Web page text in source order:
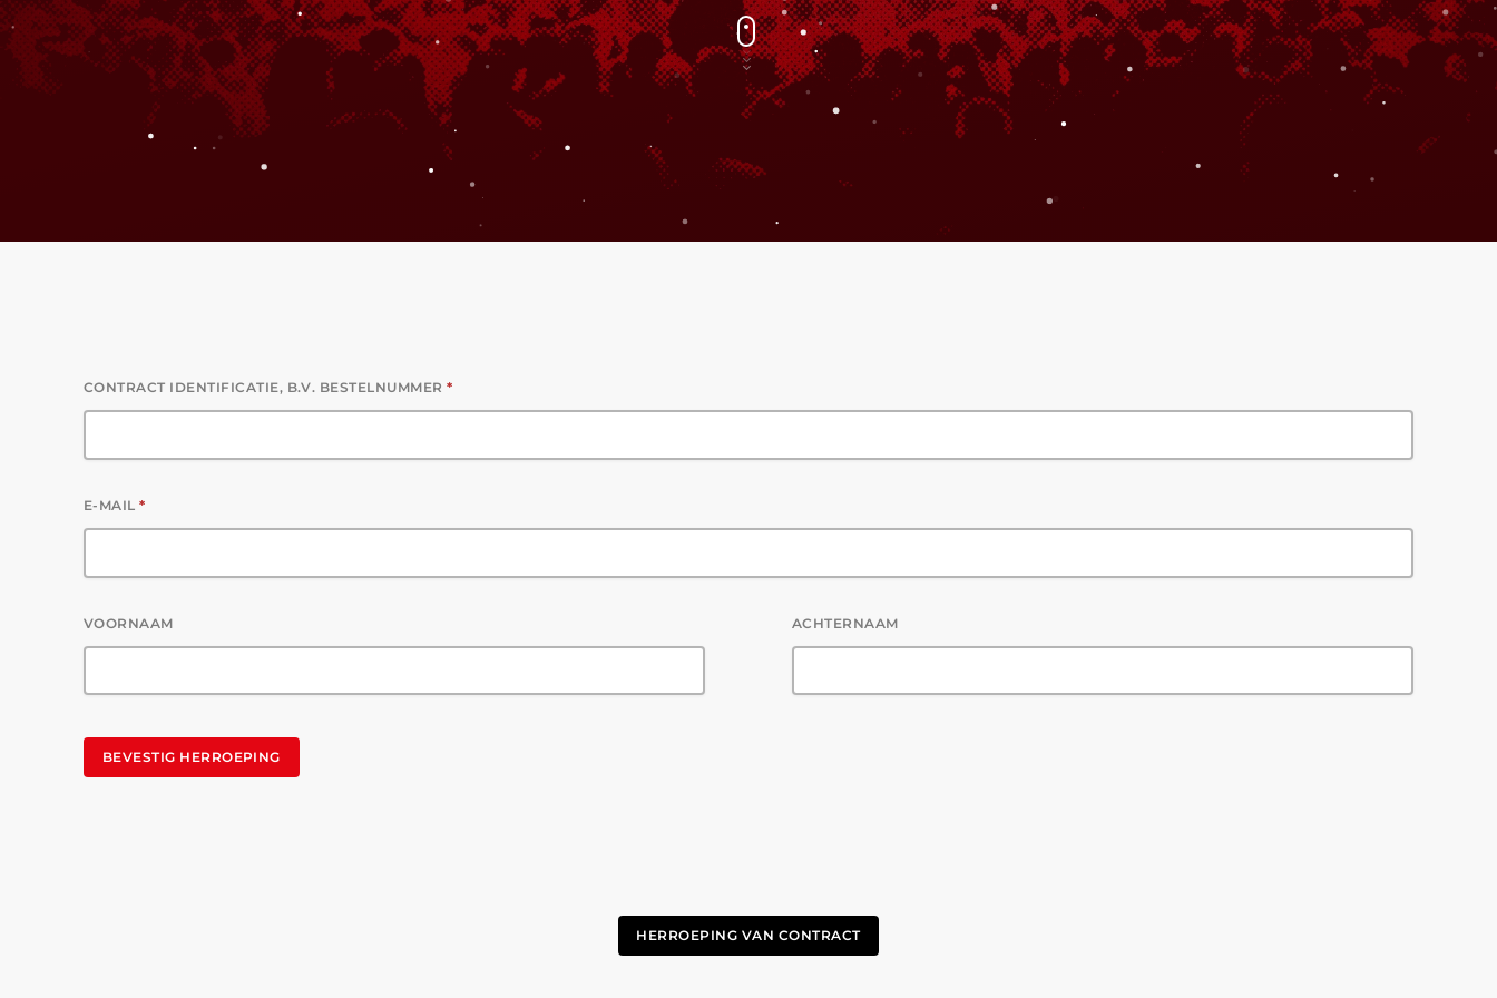
CONTRACT IDENTIFICATIE, B.V. BESTELNUMMER*
E-MAIL*
E
-
A
(
VOORNAAM ACHTERNAAM
BEVESTIG HERROEPING
HERROEPING VAN CONTRACT